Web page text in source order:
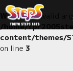
Warning: Invalid
/home/
content/themes/
on line 3